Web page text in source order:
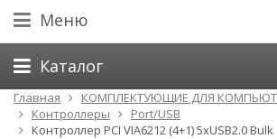
Меню
Каталог
Главная
КОМПЛЕКТУЮЩИЕ ДЛЯ
Контроллеры
Port/USB
Контроллер PCI VIA6212 (4+1) 5xUSB2.0 Bulk